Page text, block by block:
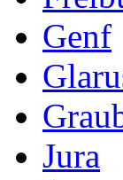
Genf
Jura